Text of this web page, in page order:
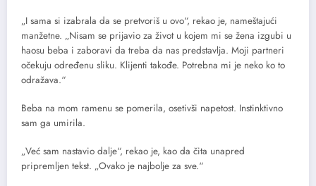
„I sama si izabrala da se pretvoriš u ovo“, rekao je, nameštajući
manžetne. „Nisam se prijavio za život u kojem mi se žena izgubi u
haosu beba i zaboravi da treba da nas predstavlja. Moji partneri
očekuju određenu sliku. Klijenti takođe. Potrebna mi je neko ko to
odražava.“
Beba na mom ramenu se pomerila, osetivši napetost. Instinktivno
sam ga umirila.
„Već sam nastavio dalje“, rekao je, kao da čita unapred
pripremljen tekst. „Ovako je najbolje za sve.“